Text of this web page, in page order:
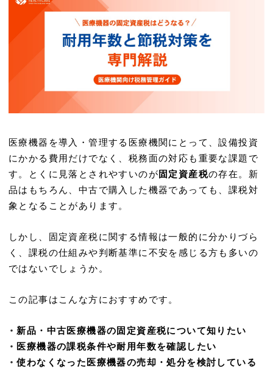
医療機器を導入・管理する医療機関にとって、設備投資
にかかる費用だけでなく、税務面の対応も重要な課題で
す。とくに見落とされやすいのが固定資産税の存在。新
品はもちろん、中古で購入した機器であっても、課税対
象となることがあります。
しかし、固定資産税に関する情報は一般的に分かりづら
く、課税の仕組みや判断基準に不安を感じる方も多いの
ではないでしょうか。
この記事はこんな方におすすめです。
・新品・中古医療機器の固定資産税について知りたい
・ 医療機器の課税条件や耐用年数を確認したい
・使わなくなった医療機器の売却・処分を検討している